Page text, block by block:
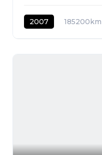
2007 185200km